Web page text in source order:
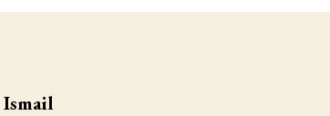
Ismail